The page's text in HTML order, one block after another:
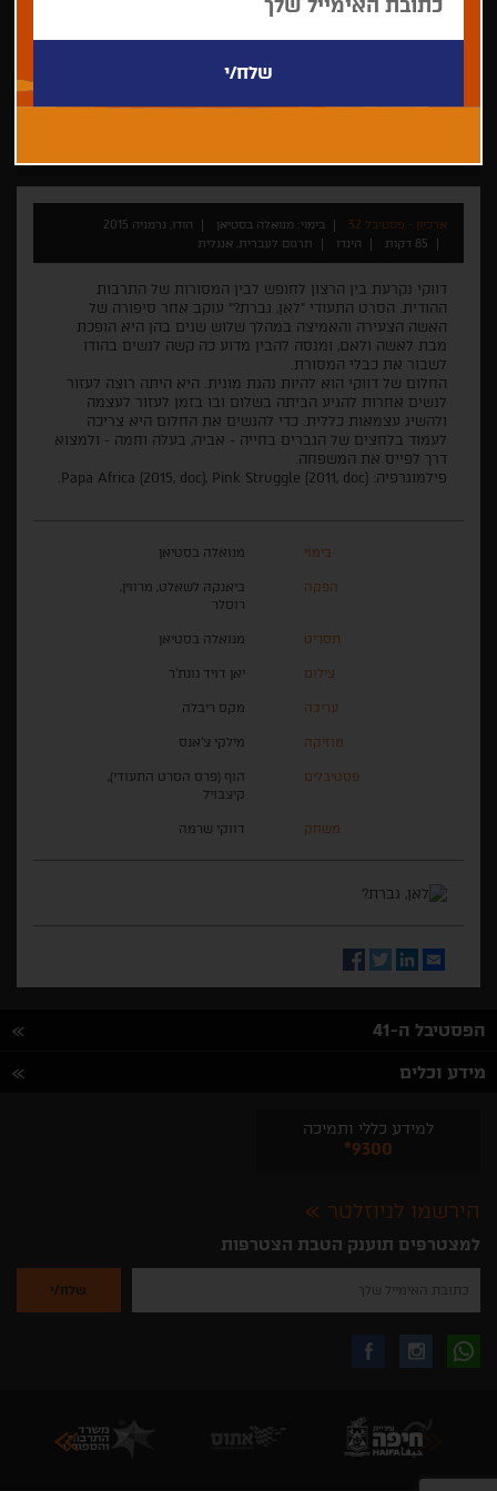
ארכיון - פסטיבל 32 בימוי: מנואלה בסטיאן
הודו, גרמניה 2015
85 דקות
הינדו תרגום לעברית, אנגלית
דווקי נקרעת בין הרצון לחופש לבין המסורות של התרבות
ההודית. הסרט התעודי "לאן, גברת?" עוקב אחר סיפורה של
האשה הצעירה והאמיצה במהלך שלוש שנים בהן היא הופכת
מבת לאשה ולאם, ומנסה להבין מדוע כה קשה לנשים בהודו
לשבור את כבלי המסורת.
החלום של דווקי הוא להיות נהגת מונית. היא היתה רוצה לעזור
לנשים אחרות להגיע הביתה בשלום ובו בזמן לעזור לעצמה
ולהשיג עצמאות כללית. כדי להגשים את החלום היא צריכה
לעמוד בלחצים של הגברים בחייה - אביה, בעלה וחמה - ולמצוא
דרך לפייס את המשפחה.
פילמוגרפיה: Papa Africa (2015, doc), Pink Struggle (2011, doc).
בימוי מנואלה בסטיאן
הפקה
ביאנקה לשאלט, מרווין,
רוסלר
תסריט מנואלה בסטיאן
צילום יאן דויד גונת'ר
עריכה מקס ריבלה
מוזיקה מילקי צ'אנס
פסטיבלים
הוף (פרס הסרט התעודי),
קיצבויל
משחק דווקי שרמה
Email
LinkedIn
Twitter
Facebook
הפסטיבל ה-41
מידע וכלים
למידע כללי ותמיכה
*9300
הירשמו לניוזלטר
למצטרפים תוענק הטבת הצטרפות
להזין
שלך
להרשמה
לקבלת
באינסטגרם
עקבו
בפייסבוק